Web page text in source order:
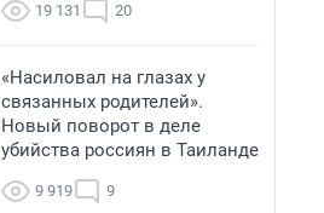
19 131 20
«Насиловал на глазах у
связанных родителей».
Новый поворот в деле
убийства россиян в Таиланде
9 919 9